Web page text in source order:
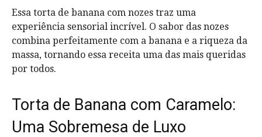
Essa torta de banana com nozes traz uma
experiência sensorial incrível. O sabor das nozes
combina perfeitamente com a banana e a riqueza da
massa, tornando essa receita uma das mais queridas
por todos.
Torta de Banana com Caramelo:
Uma Sobremesa de Luxo